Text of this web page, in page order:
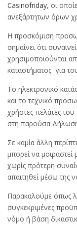
Casinofriday, οι
ανεξάρτητων όρων
Η προσκόμιση
σημαίνει ότι
χρησιμοποιούνται
καταστήματος για
Το ηλεκτρονικό
και το τεχνικό
χρήστες-πελάτες
στη παρούσα
Σε καμία άλλη
μπορεί να
χωρίς πρότερη
απαιτηθεί μέσω της
Παρακαλούμε όπως
συγκεκριμένες
νόμο ή βάση